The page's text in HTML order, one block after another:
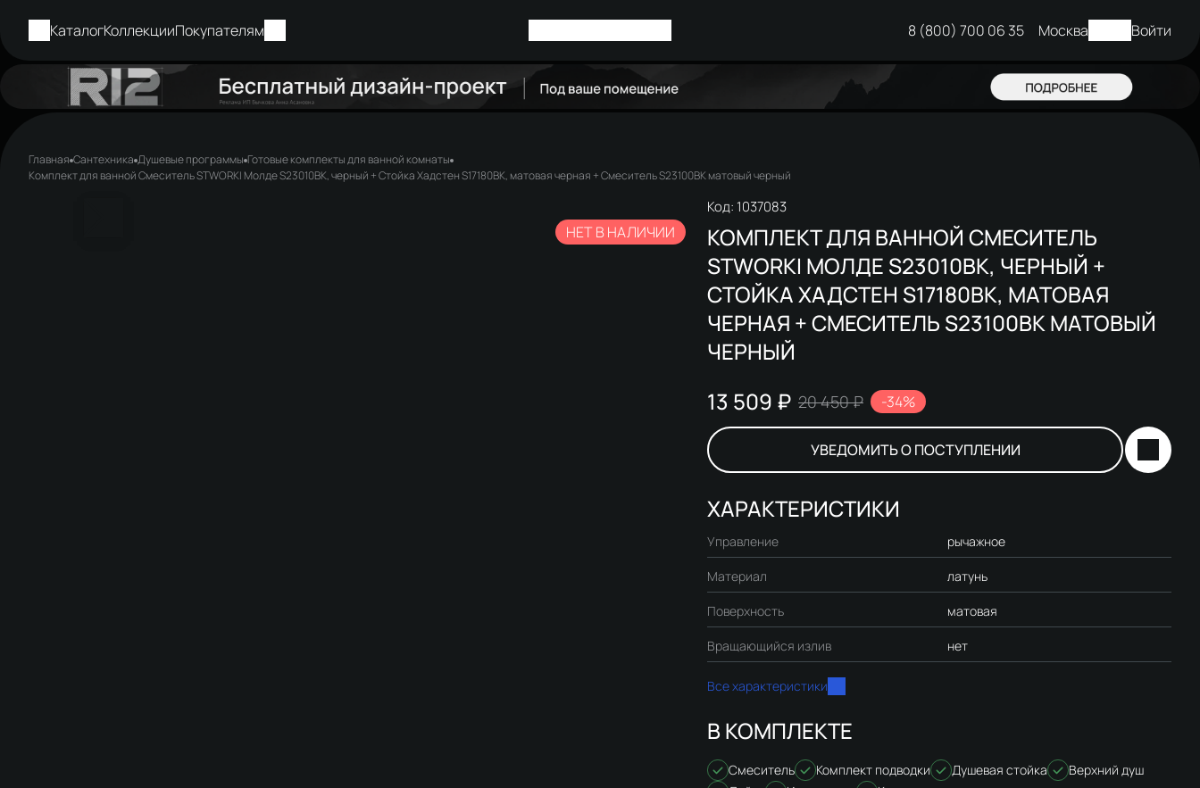
КаталогКоллекцииПокупателям 8 (800) 700 06 35 Москва Войти
Главная Сантехника Душевые программы Готовые комплекты для ванной комнаты
Комплект для ванной Смеситель STWORKI Молде S23010BK, черный + Стойка Хадстен S17180BK, матовая черная + Смеситель S23100BK матовый черный
НЕТ В НАЛИЧИИ
Код: 1037083
КОМПЛЕКТ ДЛЯ ВАННОЙ СМЕСИТЕЛЬ
STWORKI МОЛДЕ S23010BK, ЧЕРНЫЙ +
СТОЙКА ХАДСТЕН S17180BK, МАТОВАЯ
ЧЕРНАЯ + СМЕСИТЕЛЬ S23100BK МАТОВЫЙ
ЧЕРНЫЙ
13 509 ₽ 20 450 ₽ -34%
УВЕДОМИТЬ О ПОСТУПЛЕНИИ
ХАРАКТЕРИСТИКИ
Управление рычажное
Материал латунь
Поверхность матовая
Вращающийся излив нет
Все характеристики
В КОМПЛЕКТЕ
Смеситель Комплект подводки Душевая стойка
Верхний душ